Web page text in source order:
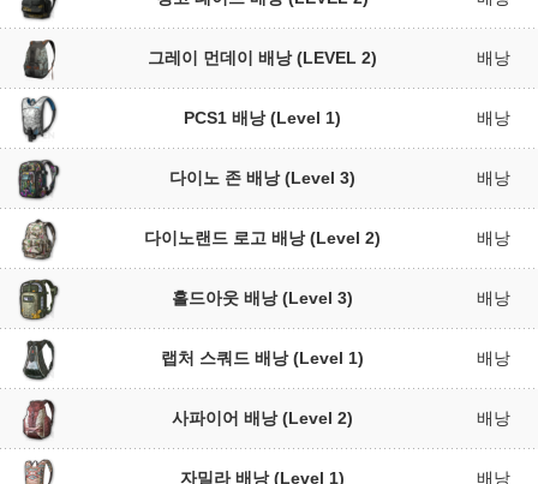
그레이 먼데이 배낭 (LEVEL 2) 배낭
PCS1 배낭 (Level 1) 배낭
다이노 존 배낭 (Level 3) 배낭
다이노랜드 로고 배낭 (Level 2) 배낭
홀드아웃 배낭 (Level 3) 배낭
랩처 스쿼드 배낭 (Level 1) 배낭
사파이어 배낭 (Level 2) 배낭
자밀라 배낭 (Level 1) 배낭